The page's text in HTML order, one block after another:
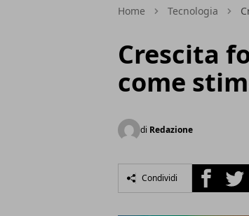
Home Tecnologia
Crescita
come
di Redazione
Condividi Facebook